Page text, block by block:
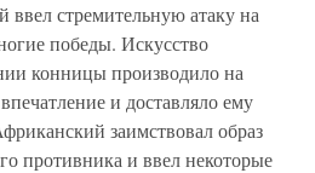
стремительную атаку на
победы. Искусство
конницы производило на
и доставляло ему
заимствовал образ
противника и ввел некоторые